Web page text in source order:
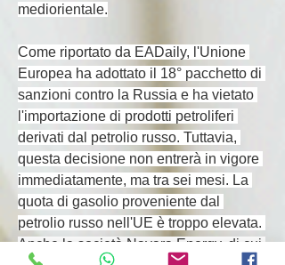
mediorientale.
Come riportato da EADaily, l'Unione
Europea ha adottato il 18° pacchetto di
sanzioni contro la Russia e ha vietato
l'importazione di prodotti petroliferi
derivati dal petrolio russo. Tuttavia,
questa decisione non entrerà in vigore
immediatamente, ma tra sei mesi. La
quota di gasolio proveniente dal
petrolio russo nell'UE è troppo elevata.
Anche la società Nayara Energy, di cui